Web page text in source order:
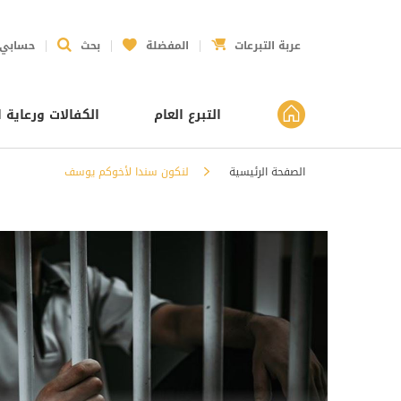
حسابي بحث المفضلة عربة التبرعات
التبرع العام الكفالات ورعاية
الصفحة الرئيسية لنكون سندا لأخوكم يوسف